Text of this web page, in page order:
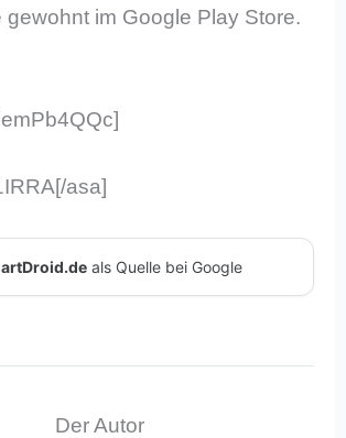
gewohnt im Google Play Store.
asa]
als Quelle bei Google
Der Autor